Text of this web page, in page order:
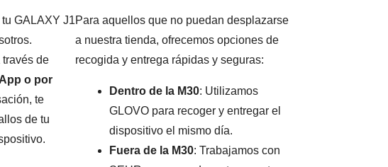
GALAXY J1
de
o por
te
de tu
Para aquellos que no puedan desplazarse
a nuestra tienda, ofrecemos opciones de
recogida y entrega rápidas y seguras:
Dentro de la M30: Utilizamos
GLOVO para recoger y entregar el
dispositivo el mismo día.
Fuera de la M30: Trabajamos con